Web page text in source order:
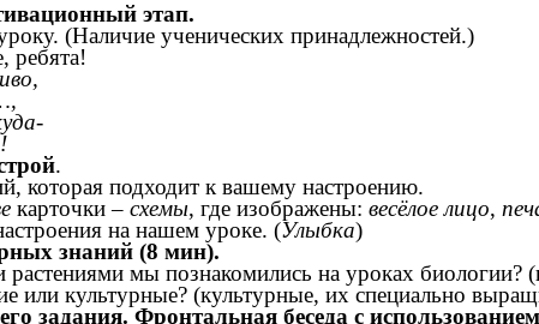
этап.
(Наличие ученических принадлежностей.)
ребята!
.
которая подходит к вашему настроению.
карточки – схемы, где изображены: весёлое лицо,
на нашем уроке. (Улыбка)
знаний (8 мин).
мы познакомились на уроках биологии?
или культурные? (культурные, их специально
задания. Фронтальная беседа с